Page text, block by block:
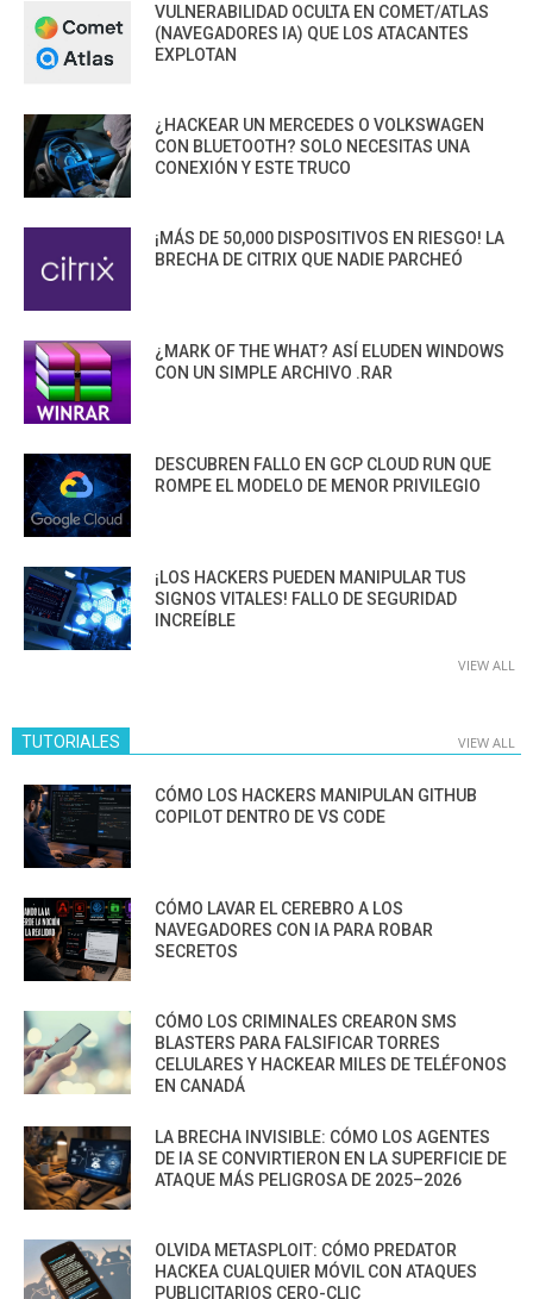
VULNERABILIDAD OCULTA EN COMET/ATLAS
(NAVEGADORES IA) QUE LOS ATACANTES
EXPLOTAN
¿HACKEAR UN MERCEDES O VOLKSWAGEN
CON BLUETOOTH? SOLO NECESITAS UNA
CONEXIÓN Y ESTE TRUCO
¡MÁS DE 50,000 DISPOSITIVOS EN RIESGO! LA
BRECHA DE CITRIX QUE NADIE PARCHEÓ
¿MARK OF THE WHAT? ASÍ ELUDEN WINDOWS
CON UN SIMPLE ARCHIVO .RAR
DESCUBREN FALLO EN GCP CLOUD RUN QUE
ROMPE EL MODELO DE MENOR PRIVILEGIO
¡LOS HACKERS PUEDEN MANIPULAR TUS
SIGNOS VITALES! FALLO DE SEGURIDAD
INCREÍBLE
VIEW ALL
TUTORIALES VIEW ALL
CÓMO LOS HACKERS MANIPULAN GITHUB
COPILOT DENTRO DE VS CODE
CÓMO LAVAR EL CEREBRO A LOS
NAVEGADORES CON IA PARA ROBAR
SECRETOS
CÓMO LOS CRIMINALES CREARON SMS
BLASTERS PARA FALSIFICAR TORRES
CELULARES Y HACKEAR MILES DE TELÉFONOS
EN CANADÁ
LA BRECHA INVISIBLE: CÓMO LOS AGENTES
DE IA SE CONVIRTIERON EN LA SUPERFICIE DE
ATAQUE MÁS PELIGROSA DE 2025–2026
OLVIDA METASPLOIT: CÓMO PREDATOR
HACKEA CUALQUIER MÓVIL CON ATAQUES
PUBLICITARIOS CERO-CLIC